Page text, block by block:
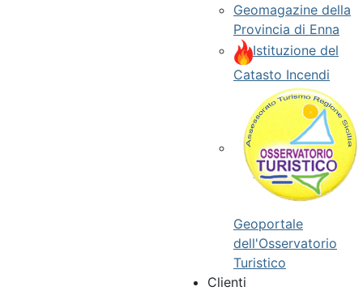
Geomagazine della
Provincia di Enna
Istituzione del
Catasto Incendi
Geoportale
dell'Osservatorio
Turistico
Clienti